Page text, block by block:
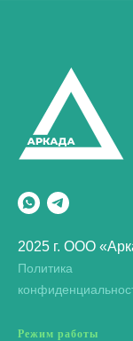
2025 г. ООО
Политика
Режим работы